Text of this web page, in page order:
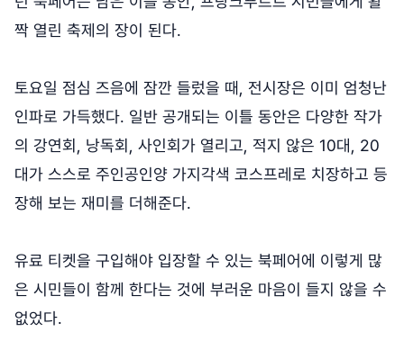
짝 열린 축제의 장이 된다.
토요일 점심 즈음에 잠깐 들렀을 때, 전시장은 이미 엄청난
인파로 가득했다. 일반 공개되는 이틀 동안은 다양한 작가
의 강연회, 낭독회, 사인회가 열리고, 적지 않은 10대, 20
대가 스스로 주인공인양 가지각색 코스프레로 치장하고 등
장해 보는 재미를 더해준다.
유료 티켓을 구입해야 입장할 수 있는 북페어에 이렇게 많
은 시민들이 함께 한다는 것에 부러운 마음이 들지 않을 수
없었다.